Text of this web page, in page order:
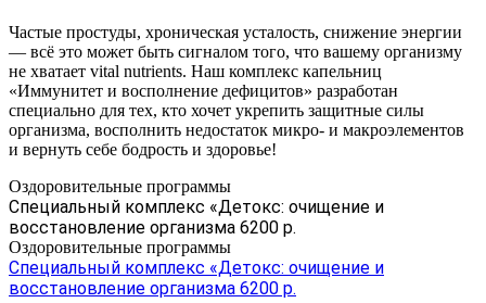
Частые простуды, хроническая усталость, снижение энергии
— всё это может быть сигналом того, что вашему организму
не хватает vital nutrients. Наш комплекс капельниц
«Иммунитет и восполнение дефицитов» разработан
специально для тех, кто хочет укрепить защитные силы
организма, восполнить недостаток микро- и макроэлементов
и вернуть себе бодрость и здоровье!
Оздоровительные программы
Специальный комплекс «Детокс: очищение и
восстановление организма 6200 р.
Оздоровительные программы
Специальный комплекс «Детокс: очищение и
восстановление организма 6200 р.